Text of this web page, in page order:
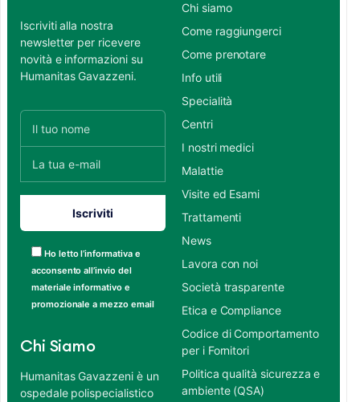
Iscriviti alla nostra
newsletter per ricevere
novità e informazioni su
Humanitas Gavazzeni.
Ho letto l’informativa e
acconsento all’invio del
materiale informativo e
promozionale a mezzo email
Chi Siamo
Humanitas Gavazzeni è un
ospedale polispecialistico
Chi siamo
Come raggiungerci
Come prenotare
Info utili
Specialità
Centri
I nostri medici
Malattie
Visite ed Esami
Trattamenti
News
Lavora con noi
Società trasparente
Etica e Compliance
Codice di Comportamento
per i Fornitori
Politica qualità sicurezza e
ambiente (QSA)